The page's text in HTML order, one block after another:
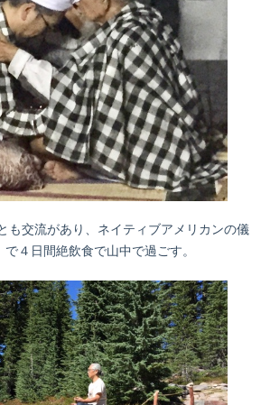
も交流があり、ネイティブアメリカンの儀
４日間絶飲食で山中で過ごす。